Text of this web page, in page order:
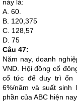
này là:
A. 60.
B. 120,375
C. 128,57
D. 75
Câu 47:
Năm nay, doanh
VND. Hội đồng cổ
cổ tức để duy trì ổn
6%/năm và suất
phần của ABC hiện